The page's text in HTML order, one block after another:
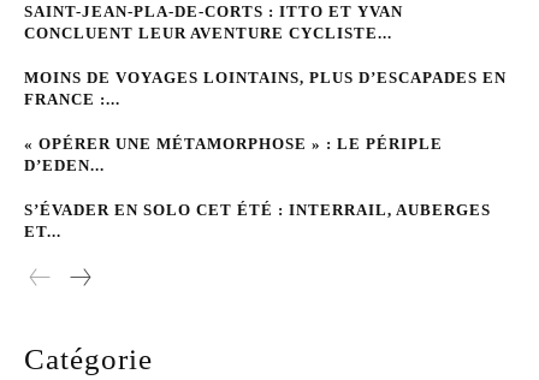
SAINT-JEAN-PLA-DE-CORTS : ITTO ET YVAN
CONCLUENT LEUR AVENTURE CYCLISTE...
MOINS DE VOYAGES LOINTAINS, PLUS D’ESCAPADES EN
FRANCE :...
« OPÉRER UNE MÉTAMORPHOSE » : LE PÉRIPLE
D’EDEN...
S’ÉVADER EN SOLO CET ÉTÉ : INTERRAIL, AUBERGES
ET...
Catégorie